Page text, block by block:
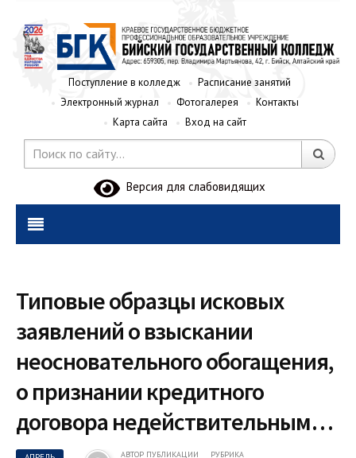
Поступление в колледж
Расписание занятий
Электронный журнал
Фотогалерея
Контакты
Карта сайта
Вход на сайт
Версия для слабовидящих
Типовые образцы исковых
заявлений о взыскании
неосновательного обогащения,
о признании кредитного
договора недействительным…
АВТОР ПУБЛИКАЦИИ РУБРИКА